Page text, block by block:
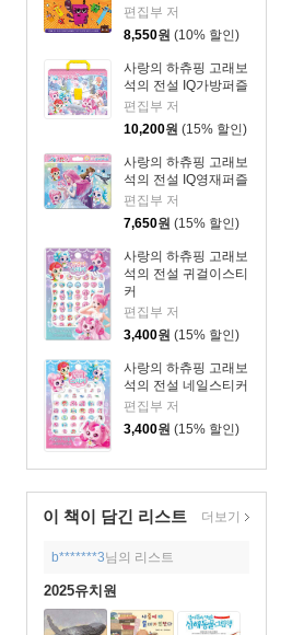
편집부 저
8,550원 (10% 할인)
사랑의 하츄핑 고래보
석의 전설 IQ가방퍼즐
편집부 저
10,200원 (15% 할인)
사랑의 하츄핑 고래보
석의 전설 IQ영재퍼즐
편집부 저
7,650원 (15% 할인)
사랑의 하츄핑 고래보
석의 전설 귀걸이스티
커
편집부 저
3,400원 (15% 할인)
사랑의 하츄핑 고래보
석의 전설 네일스티커
편집부 저
3,400원 (15% 할인)
이 책이 담긴 리스트 더보기
b*******3님의 리스트
2025유치원